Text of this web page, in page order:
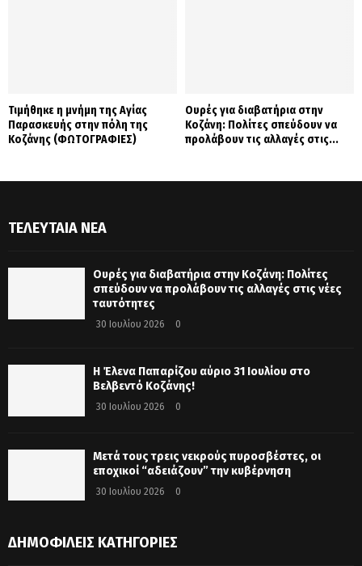
Τιμήθηκε η μνήμη της Αγίας
Παρασκευής στην πόλη της
Κοζάνης (ΦΩΤΟΓΡΑΦΙΕΣ)
Ουρές για διαβατήρια στην
Κοζάνη: Πολίτες σπεύδουν να
προλάβουν τις αλλαγές στις...
ΤΕΛΕΥΤΑΊΑ ΝΈΑ
Ουρές για διαβατήρια στην Κοζάνη: Πολίτες
σπεύδουν να προλάβουν τις αλλαγές στις νέες
ταυτότητες
30 Ιουλίου 2026 0
Η Έλενα Παπαρίζου αύριο 31 Ιουλίου στο
Βελβεντό Κοζάνης!
30 Ιουλίου 2026 0
Μετά τους τρεις νεκρούς πυροσβέστες, οι
εποχικοί “αδειάζουν” την κυβέρνηση
30 Ιουλίου 2026 0
ΔΗΜΟΦΙΛΕΊΣ ΚΑΤΗΓΟΡΊΕΣ